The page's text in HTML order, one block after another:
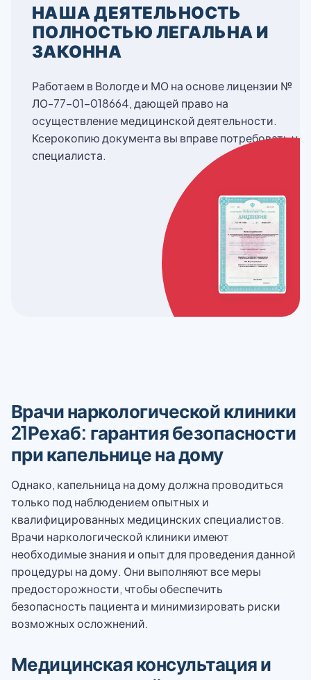
НАША ДЕЯТЕЛЬНОСТЬ
ПОЛНОСТЬЮ ЛЕГАЛЬНА И
ЗАКОННА
Работаем в Вологде и МО на основе лицензии №
ЛО-77-01-018664, дающей право на
осуществление медицинской деятельности.
Ксерокопию документа вы вправе потребовать у
специалиста.
Врачи наркологической клиники
21Рехаб: гарантия безопасности
при капельнице на дому
Однако, капельница на дому должна проводиться
только под наблюдением опытных и
квалифицированных медицинских специалистов.
Врачи наркологической клиники имеют
необходимые знания и опыт для проведения данной
процедуры на дому. Они выполняют все меры
предосторожности, чтобы обеспечить
безопасность пациента и минимизировать риски
возможных осложнений.
Медицинская консультация и